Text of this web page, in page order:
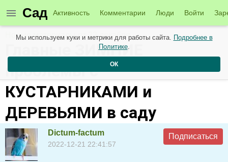
Сад Активность Комментарии Люди Войти
Новые материалы от 22 декабря
Главные ЗИМНИЕ
проблемы с
КУСТАРНИКАМИ и
ДЕРЕВЬЯМИ в саду
Dictum-factum
2022-12-21 22:41:57
Подписаться
Мы используем куки и метрики для работы сайта. Подробнее в
Политике.
ОК